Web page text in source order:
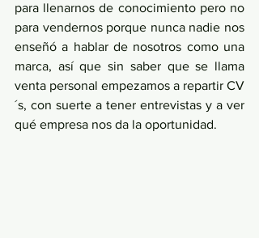
para llenarnos de conocimiento pero no
para vendernos porque nunca nadie nos
enseñó a hablar de nosotros como una
marca, así que sin saber que se llama
venta personal empezamos a repartir CV
´s, con suerte a tener entrevistas y a ver
qué empresa nos da la oportunidad.